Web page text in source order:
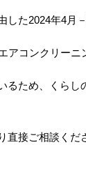
た2024年4月
アコンクリーニ
るため、くら
接ご相談くだ